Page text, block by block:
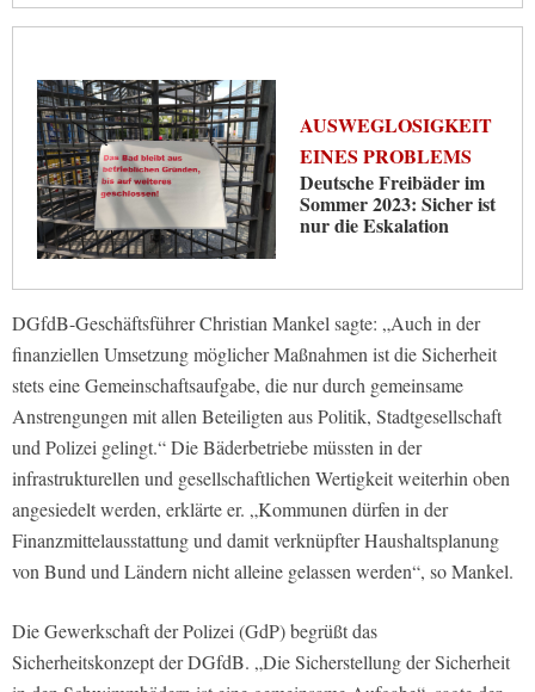
AUSWEGLOSIGKEIT
EINES PROBLEMS
Deutsche Freibäder im
Sommer 2023: Sicher ist
nur die Eskalation
DGfdB-Geschäftsführer Christian Mankel sagte: „Auch in der
finanziellen Umsetzung möglicher Maßnahmen ist die Sicherheit
stets eine Gemeinschaftsaufgabe, die nur durch gemeinsame
Anstrengungen mit allen Beteiligten aus Politik, Stadtgesellschaft
und Polizei gelingt.“ Die Bäderbetriebe müssten in der
infrastrukturellen und gesellschaftlichen Wertigkeit weiterhin oben
angesiedelt werden, erklärte er. „Kommunen dürfen in der
Finanzmittelausstattung und damit verknüpfter Haushaltsplanung
von Bund und Ländern nicht alleine gelassen werden“, so Mankel.
Die Gewerkschaft der Polizei (GdP) begrüßt das
Sicherheitskonzept der DGfdB. „Die Sicherstellung der Sicherheit